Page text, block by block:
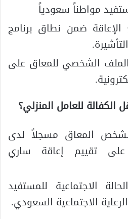
مواطناً سعودياً
ضمن نطاق برنامج
الشخصي للمعاق على
للعامل المنزلي؟
المعاق مسجلاً لدى
على تقييم إعاقة ساري
الاجتماعية للمستفيد
الاجتماعية السعودي.